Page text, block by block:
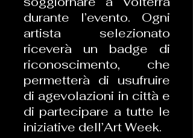
durante l’evento. Ogni
artista selezionato
riceverà un badge di
riconoscimento, che
permetterà di usufruire
di agevolazioni in città e
di partecipare a tutte le
iniziative dell’Art Week.